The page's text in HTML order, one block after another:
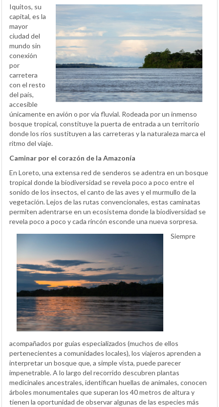
Iquitos, su
capital, es la
mayor
ciudad del
mundo sin
conexión
por
carretera
con el resto
del país,
accesible
únicamente en avión o por vía fluvial. Rodeada por un inmenso
bosque tropical, constituye la puerta de entrada a un territorio
donde los ríos sustituyen a las carreteras y la naturaleza marca el
ritmo del viaje.
Caminar por el corazón de la Amazonía
En Loreto, una extensa red de senderos se adentra en un bosque
tropical donde la biodiversidad se revela poco a poco entre el
sonido de los insectos, el canto de las aves y el murmullo de la
vegetación. Lejos de las rutas convencionales, estas caminatas
permiten adentrarse en un ecosistema donde la biodiversidad se
revela poco a poco y cada rincón esconde una nueva sorpresa.
Siempre
acompañados por guías especializados (muchos de ellos
pertenecientes a comunidades locales), los viajeros aprenden a
interpretar un bosque que, a simple vista, puede parecer
impenetrable. A lo largo del recorrido descubren plantas
medicinales ancestrales, identifican huellas de animales, conocen
árboles monumentales que superan los 40 metros de altura y
tienen la oportunidad de observar algunas de las especies más